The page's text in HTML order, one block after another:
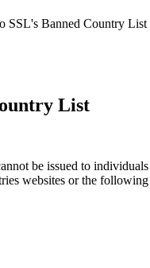
SSL's Banned Country List
List
be issued to individuals
websites or the following